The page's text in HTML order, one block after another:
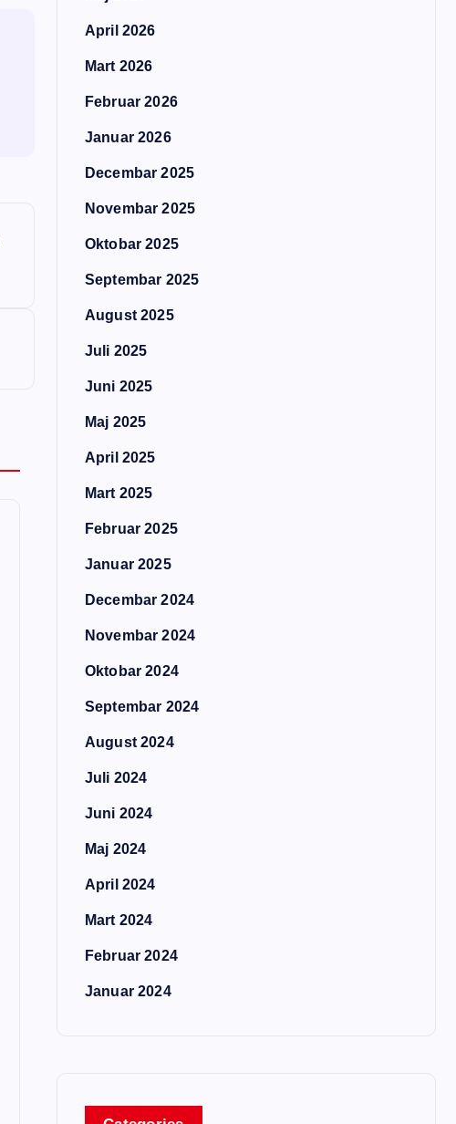
April 2026
Mart 2026
Februar 2026
Januar 2026
Decembar 2025
Novembar 2025
Oktobar 2025
Septembar 2025
August 2025
Juli 2025
Juni 2025
Maj 2025
April 2025
Mart 2025
Februar 2025
Januar 2025
Decembar 2024
Novembar 2024
Oktobar 2024
Septembar 2024
August 2024
Juli 2024
Juni 2024
Maj 2024
April 2024
Mart 2024
Februar 2024
Januar 2024